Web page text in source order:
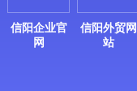
信阳企业官
网
信阳外贸网
站